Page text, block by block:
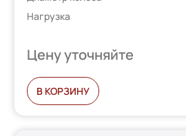
Нагрузка
Цену уточняйте
В КОРЗИНУ